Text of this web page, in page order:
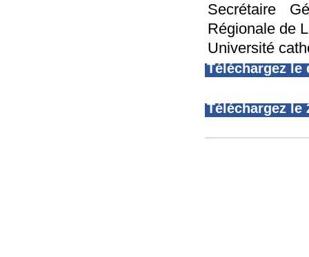
Secrétaire
Régionale de
Université
Téléchargez le
Téléchargez le